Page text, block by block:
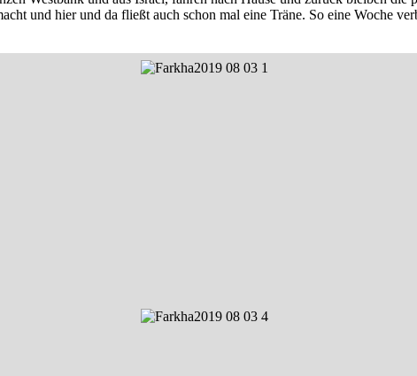
und hier und da fließt auch schon mal eine Träne. So eine Woche